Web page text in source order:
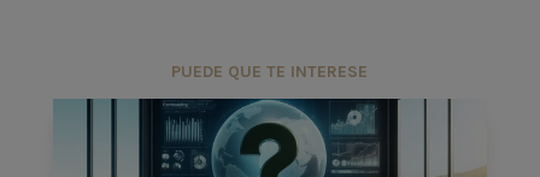
PUEDE QUE TE INTERESE